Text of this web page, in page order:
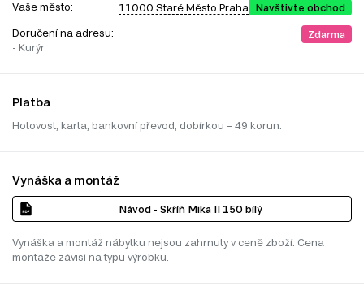
Vaše město: 11000 Staré Město Praha Navštivte obchod
Doručení na adresu:
- Kurýr
Zdarma
Platba
Hotovost, karta, bankovní převod, dobírkou – 49 korun.
Vynáška a montáž
Návod - Skříň Mika II 150 bílý
Vynáška a montáž nábytku nejsou zahrnuty v ceně zboží. Cena
montáže závisí na typu výrobku.